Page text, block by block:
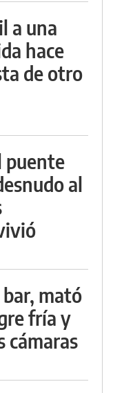
a una
hace
de otro
puente
al
mató
fría y
cámaras